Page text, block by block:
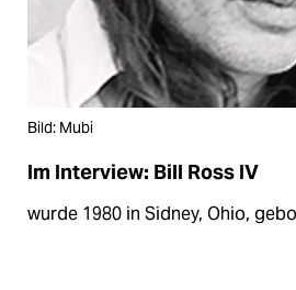
Bild: Mubi
Im Interview: Bill Ross IV
wurde 1980 in Sidney, Ohio,